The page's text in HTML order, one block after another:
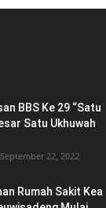
BBS Ke 29 “Satu
Satu Ukhuwah
September 22, 2022
Rumah Sakit Kea